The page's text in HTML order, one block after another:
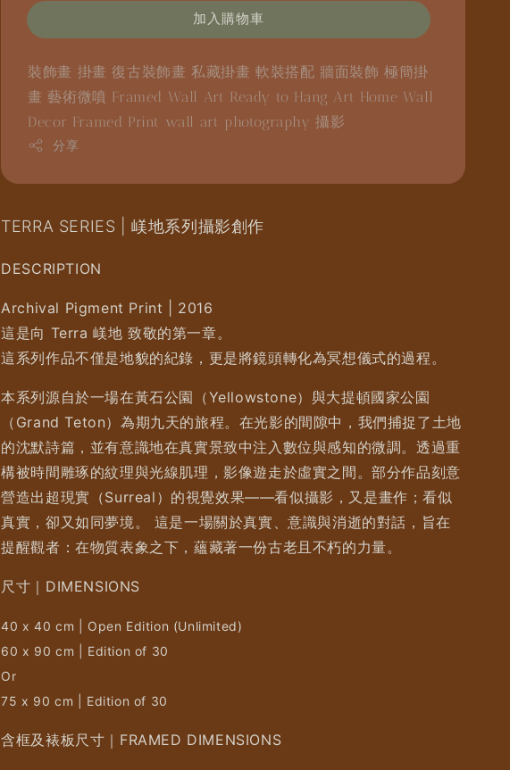
加入購物車
裝飾畫 掛畫復古裝飾畫私藏掛畫軟裝搭配牆面裝飾極簡掛
畫 藝術微噴 Framed Wall Art Ready to Hang Art Home Wall
Decor Framed Print wall art photography攝影
分享
TERRA SERIES | 嵄地系列攝影創作
DESCRIPTION
Archival Pigment Print | 2016
這是向 Terra 嵄地 致敬的第一章。
這系列作品不僅是地貌的紀錄，更是將鏡頭轉化為冥想儀式的過程。
本系列源自於一場在黃石公園（Yellowstone）與大提頓國家公園
（Grand Teton）為期九天的旅程。在光影的間隙中，我們捕捉了土地
的沈默詩篇，並有意識地在真實景致中注入數位與感知的微調。透過重
構被時間雕琢的紋理與光線肌理，影像遊走於虛實之間。部分作品刻意
營造出超現實（Surreal）的視覺效果——看似攝影，又是畫作；看似
真實，卻又如同夢境。 這是一場關於真實、意識與消逝的對話，旨在
提醒觀者：在物質表象之下，蘊藏著一份古老且不朽的力量。
尺寸｜DIMENSIONS
40 x 40 cm | Open Edition (Unlimited)
60 x 90 cm | Edition of 30
Or
75 x 90 cm | Edition of 30
含框及裱板尺寸｜FRAMED DIMENSIONS